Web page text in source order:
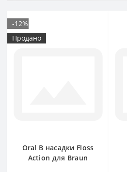
-12%
Продано
Oral B насадки Floss
Action для Braun